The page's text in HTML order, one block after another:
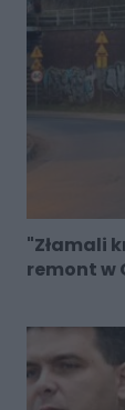
"Złamali
remont w